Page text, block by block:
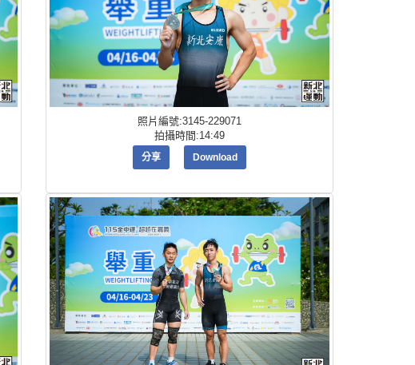
照片編號:3145-229071
拍攝時間:14:49
分享 Download